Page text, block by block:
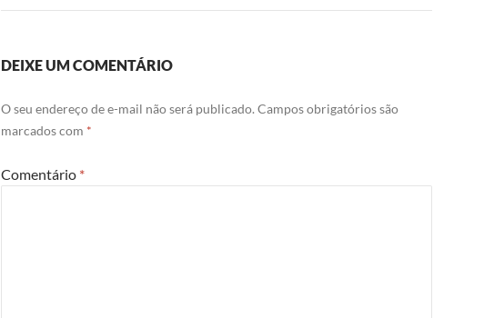
DEIXE UM COMENTÁRIO
O seu endereço de e-mail não será publicado. Campos obrigatórios são
marcados com *
Comentário *